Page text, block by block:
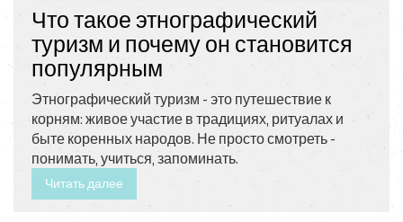
Что такое этнографический
туризм и почему он становится
популярным
Этнографический туризм - это путешествие к
корням: живое участие в традициях, ритуалах и
быте коренных народов. Не просто смотреть -
понимать, учиться, запоминать.
Читать далее